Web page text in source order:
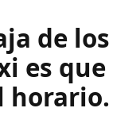
de los
es que
horario.